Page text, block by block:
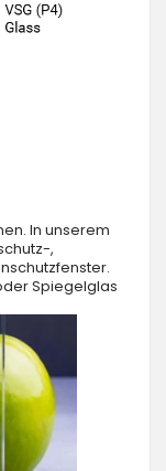
In unserem
,
Spiegelglas